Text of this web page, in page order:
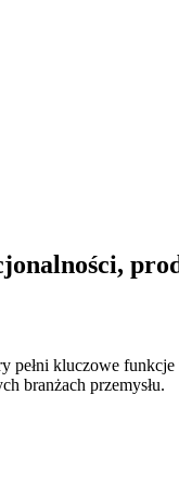
pełni kluczowe
branżach przemysłu.